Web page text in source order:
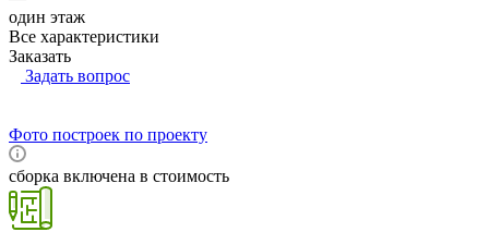
один этаж
Все характеристики
Заказать
Задать вопрос
Фото построек по проекту
сборка включена в стоимость
RUB